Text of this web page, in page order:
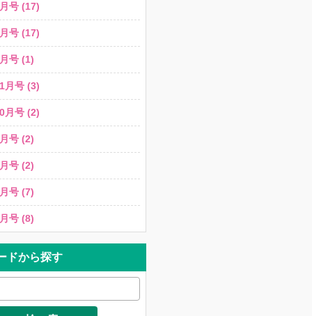
号 (17)
号 (17)
号 (1)
月号 (3)
月号 (2)
号 (2)
号 (2)
号 (7)
号 (8)
ドから探す